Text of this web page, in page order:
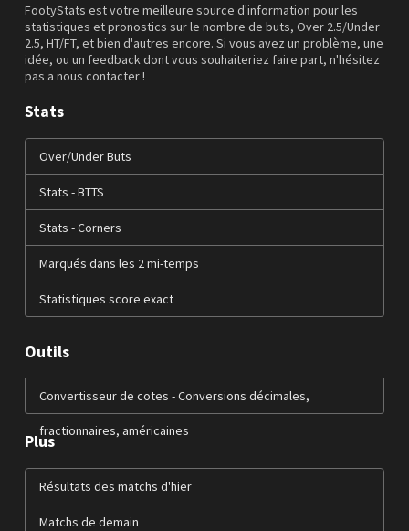
FootyStats est votre meilleure source d'information pour les
statistiques et pronostics sur le nombre de buts, Over 2.5/Under
2.5, HT/FT, et bien d'autres encore. Si vous avez un problème, une
idée, ou un feedback dont vous souhaiteriez faire part, n'hésitez
pas a nous contacter !
Stats
Over/Under Buts
Stats - BTTS
Stats - Corners
Marqués dans les 2 mi-temps
Statistiques score exact
Outils
Convertisseur de cotes - Conversions décimales,
fractionnaires, américaines
Plus
Résultats des matchs d'hier
Matchs de demain